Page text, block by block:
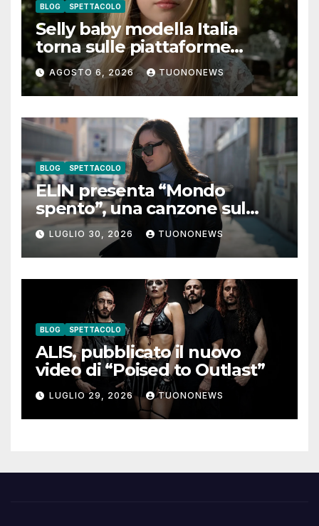
BLOG SPETTACOLO
Selly baby modella Italia
torna sulle piattaforme
digitali con “Luna lei mi
guarda”
AGOSTO 6, 2026 TUONONEWS
BLOG SPETTACOLO
ELIN presenta “Mondo
spento”, una canzone sul
coraggio di lasciare andare i
pensieri negativi
LUGLIO 30, 2026 TUONONEWS
BLOG SPETTACOLO
ALIS, pubblicato il nuovo
video di “Poised to Outlast”
LUGLIO 29, 2026 TUONONEWS